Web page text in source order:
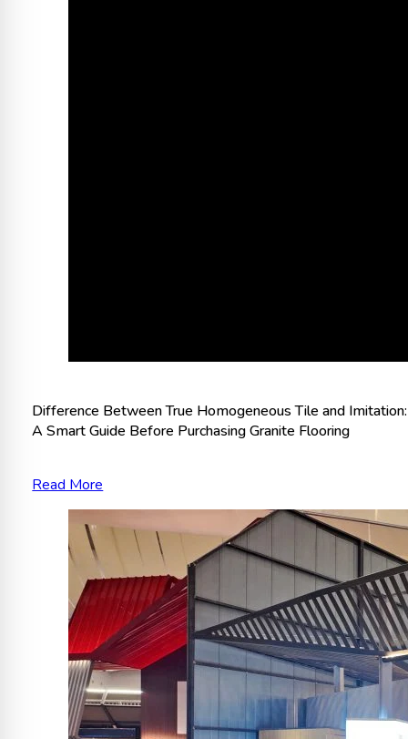
Difference Between True Homogeneous Tile and Imitation:
A Smart Guide Before Purchasing Granite Flooring
Read More